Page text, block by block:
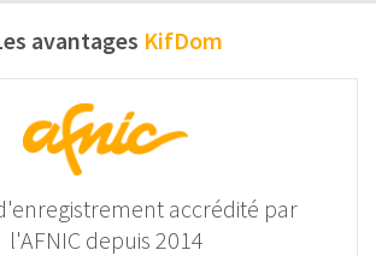
avantages KifDom
accrédité par
l'AFNIC depuis 2014